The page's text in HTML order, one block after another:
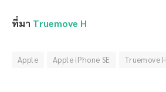
ที่มา Truemove H
Apple Apple iPhone SE Truemove H